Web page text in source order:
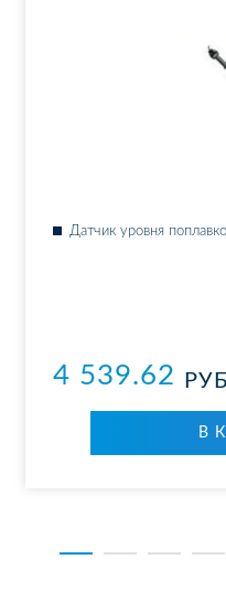
Дат­чик уров­ня
4 539.62
В